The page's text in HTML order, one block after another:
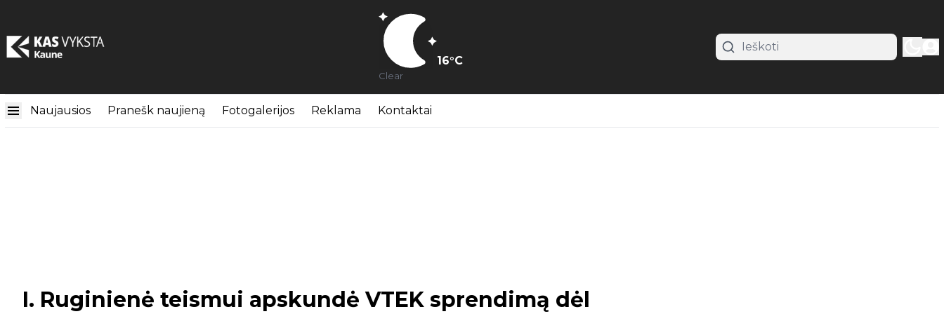
16°C
Clear
Naujausios Pranešk naujieną Fotogalerijos Reklama Kontaktai
I. Ruginienė teismui apskundė VTEK sprendimą dėl